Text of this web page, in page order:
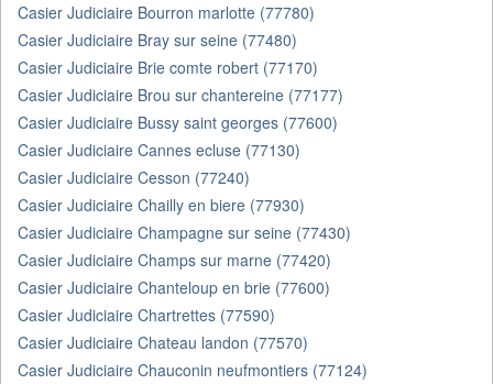
Casier Judiciaire Bourron marlotte (77780)
Casier Judiciaire Bray sur seine (77480)
Casier Judiciaire Brie comte robert (77170)
Casier Judiciaire Brou sur chantereine (77177)
Casier Judiciaire Bussy saint georges (77600)
Casier Judiciaire Cannes ecluse (77130)
Casier Judiciaire Cesson (77240)
Casier Judiciaire Chailly en biere (77930)
Casier Judiciaire Champagne sur seine (77430)
Casier Judiciaire Champs sur marne (77420)
Casier Judiciaire Chanteloup en brie (77600)
Casier Judiciaire Chartrettes (77590)
Casier Judiciaire Chateau landon (77570)
Casier Judiciaire Chauconin neufmontiers (77124)